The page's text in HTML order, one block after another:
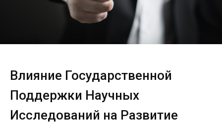
Влияние Государственной
Поддержки Научных
Исследований на Развитие